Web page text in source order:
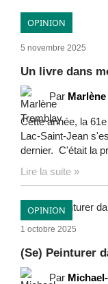
OPINION
5 novembre 2025
Un livre dans
Par
Cette année, la
Lac-Saint-Jean
dernier. C'était la
Lire la suite »
OPINION
1 octobre 2025
(Se) Peinturer
Par